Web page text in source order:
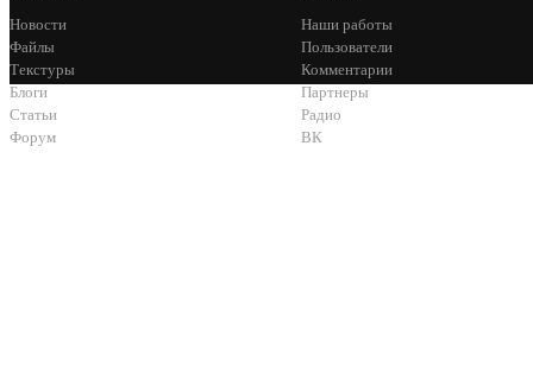
Новости
Файлы
Текстуры
Блоги
Статьи
Форум
Наши работы
Пользователи
Комментарии
Партнеры
Радио
ВК